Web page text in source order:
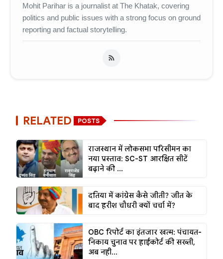
Mohit Parihar is a journalist at The Khatak, covering
politics and public issues with a strong focus on ground
reporting and factual storytelling.
RELATED POSTS
राजस्थान में लोकसभा परिसीमन का
नया प्रस्ताव: SC-ST आरक्षित सीटें
बढ़ाने की ...
दतिया में कांग्रेस कैसे जीती? जीत के
बाद हरीश चौधरी क्यों चर्चा में?
OBC रिपोर्ट का इंतजार खत्म: पंचायत-
निकाय चुनाव पर हाईकोर्ट की सख्ती,
अब नही...